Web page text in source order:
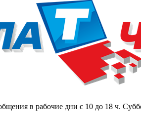
в рабочие дни с 10 до 18 ч.